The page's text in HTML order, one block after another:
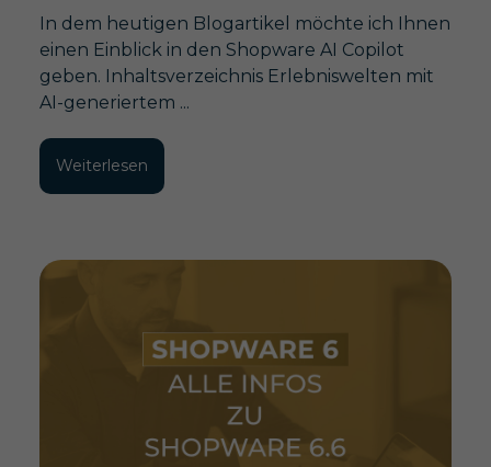
In dem heutigen Blogartikel möchte ich Ihnen
einen Einblick in den Shopware AI Copilot
geben. Inhaltsverzeichnis Erlebniswelten mit
AI-generiertem ...
Weiterlesen